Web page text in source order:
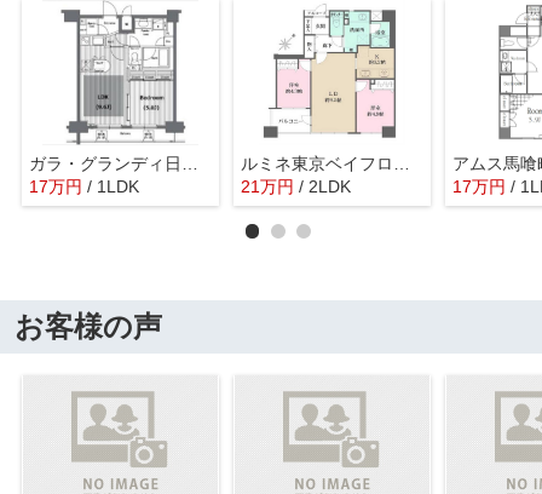
17万円 / 1LDK
21万円 / 2LDK
アムス馬喰
17万円 /
お客様の声